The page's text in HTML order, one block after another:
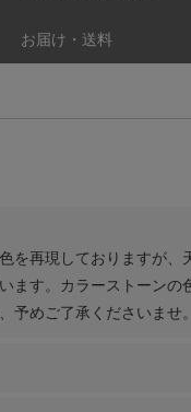
お届け・送料
を再現しておりますが、
ます。カラーストーンの
予めご了承くださいませ。